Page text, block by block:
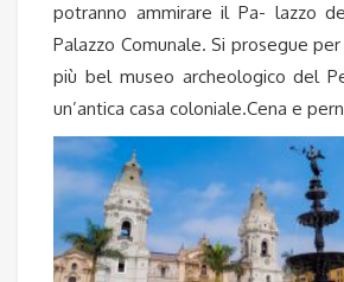
potranno ammirare il Pa- lazzo
Palazzo Comunale. Si prosegue
più bel museo archeologico del
un’antica casa coloniale.Cena e